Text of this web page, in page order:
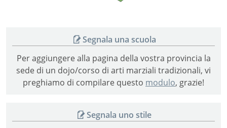
Segnala una scuola
Per aggiungere alla pagina della vostra provincia la
sede di un dojo/corso di arti marziali tradizionali, vi
preghiamo di compilare questo modulo, grazie!
Segnala uno stile